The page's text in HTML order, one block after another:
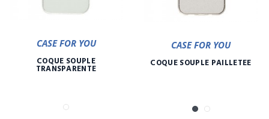
CASE FOR YOU
COQUE SOUPLE
TRANSPARENTE
Transparent
CASE FOR YOU
COQUE SOUPLE PAILLETÉE
NoirTransparent